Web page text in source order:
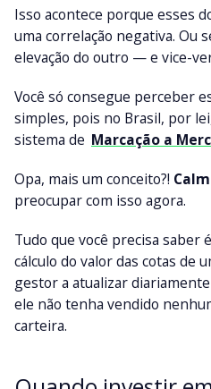
Isso acontece porque esses
uma correlação negativa. Ou
elevação do outro — e vice-
Você só consegue perceber
simples, pois no Brasil, por
sistema de Marcação a
Opa, mais um conceito?!
preocupar com isso agora.
Tudo que você precisa saber
cálculo do valor das cotas de
gestor a atualizar
ele não tenha vendido
carteira.